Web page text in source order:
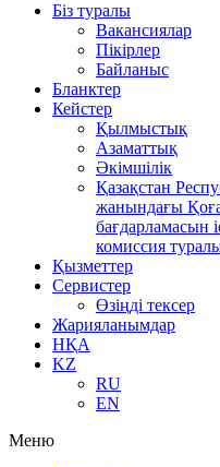
Біз туралы
Вакансиялар
Пікірлер
Байланыс
Бланктер
Кейстер
Қылмыстық
Азаматтық
Әкімшілік
Қазақстан
жанындағы
бағдарламасын
комиссия
Қызметтер
Сервистер
Өзіңді тексер
Жарияланымдар
НҚА
KZ
RU
EN
Меню